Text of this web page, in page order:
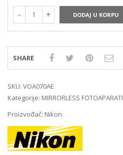
DODAJ U KORPU
SHARE
SKU: VOA070AE
Kategorije: MIRRORLESS FOTOAPARATI
Proizvođač: Nikon